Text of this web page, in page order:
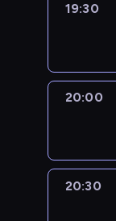
19:30
20:00
20:30